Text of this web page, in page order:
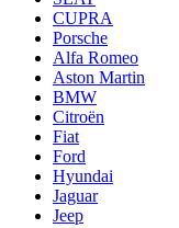
CUPRA
Porsche
Alfa Romeo
Aston Martin
BMW
Citroën
Fiat
Ford
Hyundai
Jaguar
Jeep